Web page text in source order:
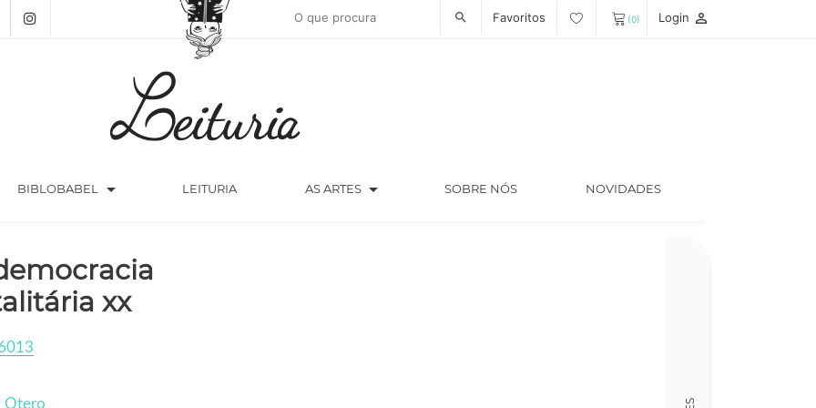
search Favoritos (0) Login person_outline
BIBLOBABEL arrow_drop_down LEITURIA AS ARTES arrow_drop_down SOBRE NÓS NOVIDADES
xx
Otero